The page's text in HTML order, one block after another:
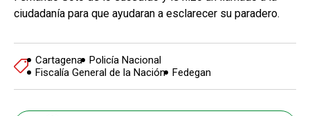
ciudadanía para que ayudaran a esclarecer su paradero.
Cartagena Policía Nacional
Fiscalía General de la Nación Fedegan